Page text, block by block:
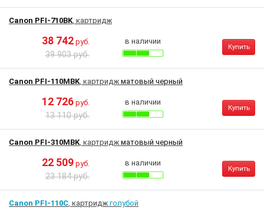
Canon PFI-710BK, картридж
38 742 руб.
39 903 руб.
в наличии
Купить
Canon PFI-110MBK, картридж матовый черный
12 726 руб.
13 110 руб.
в наличии
Купить
Canon PFI-310MBK, картридж матовый черный
22 509 руб.
23 184 руб.
в наличии
Купить
Canon PFI-110C, картридж голубой